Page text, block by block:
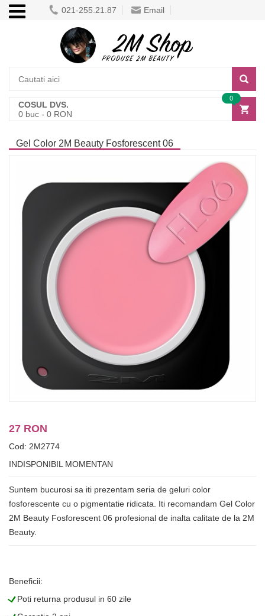
021-255.21.87 Email
COSUL DVS.
0 buc - 0 RON
0
Gel Color 2M Beauty Fosforescent 06
27 RON
Cod: 2M2774
INDISPONIBIL MOMENTAN
Suntem bucurosi sa iti prezentam seria de geluri color
fosforescente cu o pigmentatie ridicata. Iti recomandam Gel Color
2M Beauty Fosforescent 06 profesional de inalta calitate de la 2M
Beauty.
Beneficii:
LPoti returna produsul in 60 zile